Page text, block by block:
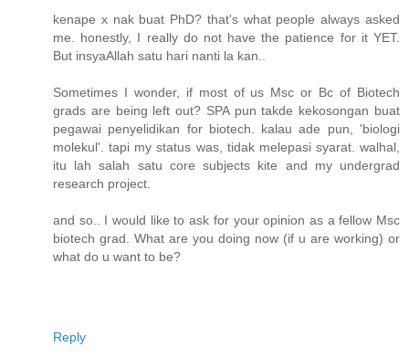
kenape x nak buat PhD? that's what people always asked
me. honestly, I really do not have the patience for it YET.
But insyaAllah satu hari nanti la kan..
Sometimes I wonder, if most of us Msc or Bc of Biotech
grads are being left out? SPA pun takde kekosongan buat
pegawai penyelidikan for biotech. kalau ade pun, 'biologi
molekul'. tapi my status was, tidak melepasi syarat. walhal,
itu lah salah satu core subjects kite and my undergrad
research project.
and so.. I would like to ask for your opinion as a fellow Msc
biotech grad. What are you doing now (if u are working) or
what do u want to be?
Reply